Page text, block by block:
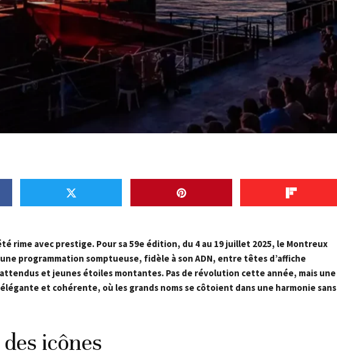
rime avec prestige. Pour sa 59e édition, du 4 au 19 juillet 2025, le Montreux
programmation somptueuse, fidèle à son ADN, entre têtes d’affiche
et jeunes étoiles montantes. Pas de révolution cette année, mais une
et cohérente, où les grands noms se côtoient dans une harmonie sans
icônes